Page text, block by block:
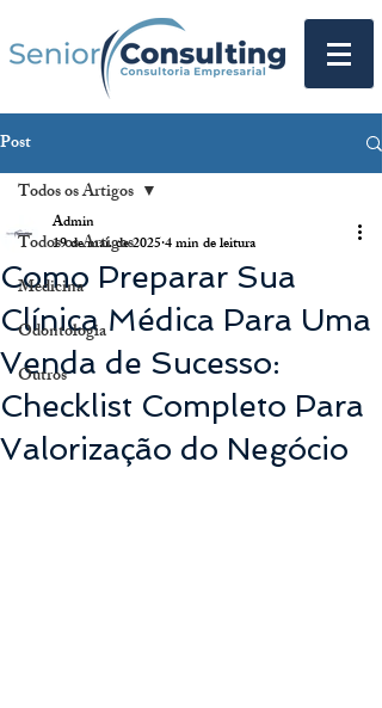
Post
Todos os Artigos
Medicina
Odontologia
Outros
Todos os Artigos
Como Preparar Sua
Clínica Médica Para Uma
Venda de Sucesso:
Checklist Completo Para
Valorização do Negócio
Admin
19 de mai. de 20254 min de leitura